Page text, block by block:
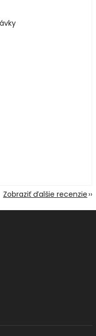
Zobraziť ďalšie recenzie